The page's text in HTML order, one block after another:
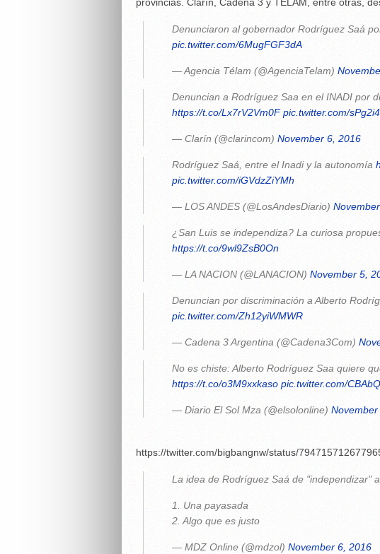
provincias. Clarín, Cadena 3 y TÉLAM, entre otras,
Denunciaron al gobernador Rodríguez Saá
pic.twitter.com/6MugFGF3dA
— Agencia Télam (@AgenciaTelam)
Denuncian a Rodríguez Saa en el INADI por
https://t.co/Lx7rV2Vm0F pic.twitter.com/
— Clarín (@clarincom) November 6, 2016
Rodríguez Saá, entre el Inadi y la autonomía
pic.twitter.com/iGVdzZiYMh
— LOS ANDES (@LosAndesDiario)
¿San Luis se independiza? La curiosa
https://t.co/9wl9ZsB0On
— LA NACION (@LANACION) November 5,
Denuncian por discriminación a Alberto
pic.twitter.com/Zh12yiWMWR
— Cadena 3 Argentina (@Cadena3Com)
No es chiste: Alberto Rodríguez Saa quiere
https://t.co/o3M9xxkaso pic.twitter.com/
— Diario El Sol Mza (@elsolonline)
https://twitter.com/bigbangnw/status/
La idea de Rodríguez Saá de "independizar"
1. Una payasada
2. Algo que es justo
— MDZ Online (@mdzol) November 6, 2016